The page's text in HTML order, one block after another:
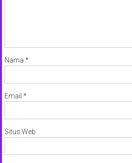
Nama *
Email *
Situs Web